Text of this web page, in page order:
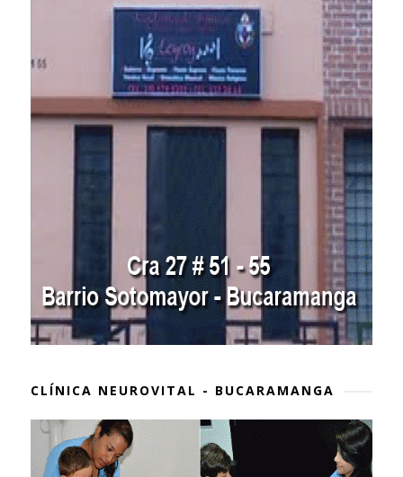
CLÍNICA NEUROVITAL - BUCARAMANGA